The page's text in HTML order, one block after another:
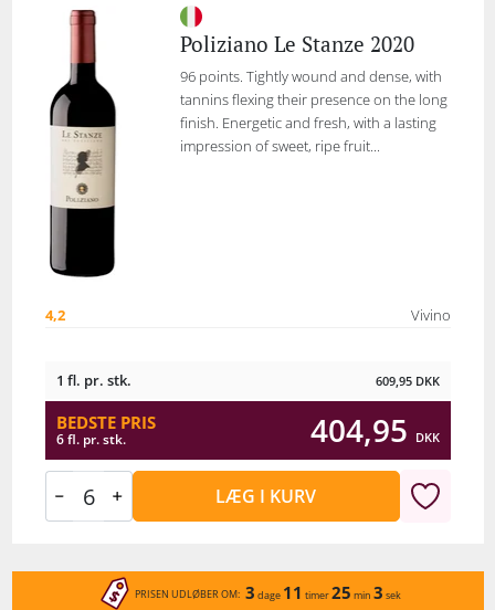
Poliziano Le Stanze 2020
96 points. Tightly wound and dense, with
tannins flexing their presence on the long
finish. Energetic and fresh, with a lasting
impression of sweet, ripe fruit...
4,2 Vivino
1 fl. pr. stk. 609,95 DKK
BEDSTE PRIS
6 fl. pr. stk. 404,95 DKK
LÆG I KURV
PRISEN UDLØBER OM: 3 dage 11 timer25 min 3 sek